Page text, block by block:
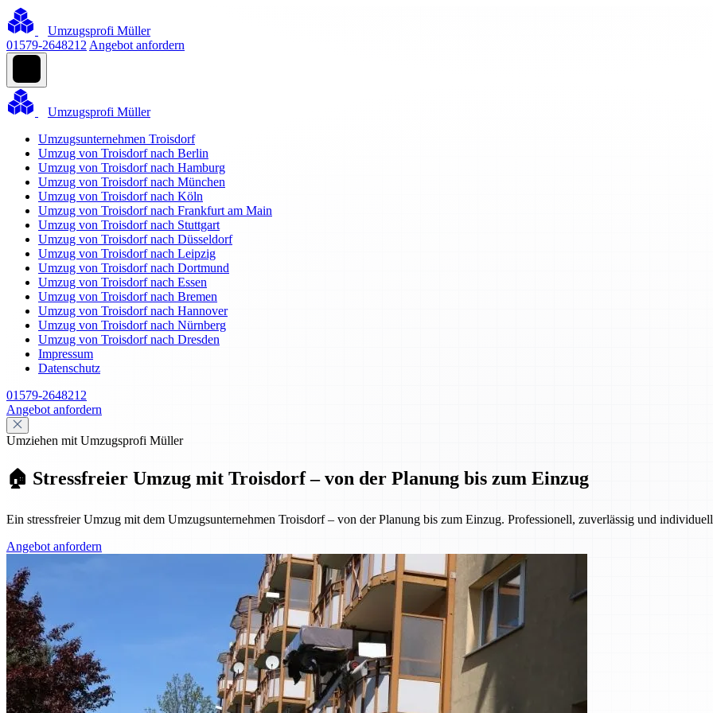
Umzugsprofi Müller
01579-2648212 Angebot anfordern
Umzugsprofi Müller
Umzugsunternehmen Troisdorf
Umzug von Troisdorf nach Berlin
Umzug von Troisdorf nach Hamburg
Umzug von Troisdorf nach München
Umzug von Troisdorf nach Köln
Umzug von Troisdorf nach Frankfurt am Main
Umzug von Troisdorf nach Stuttgart
Umzug von Troisdorf nach Düsseldorf
Umzug von Troisdorf nach Leipzig
Umzug von Troisdorf nach Dortmund
Umzug von Troisdorf nach Essen
Umzug von Troisdorf nach Bremen
Umzug von Troisdorf nach Hannover
Umzug von Troisdorf nach Nürnberg
Umzug von Troisdorf nach Dresden
Impressum
Datenschutz
01579-2648212
Angebot anfordern
Umziehen mit Umzugsprofi Müller
🏠 Stressfreier Umzug mit Troisdorf – von der Planung bis zum Einzug
Ein stressfreier Umzug mit dem Umzugsunternehmen Troisdorf – von der Planung bis zum Einzug. Professionell, zuverlässig und
Angebot anfordern